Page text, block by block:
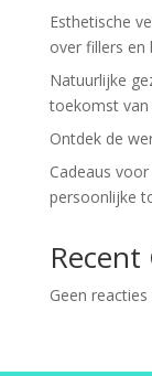
Esthetische
over fillers en
Natuurlijke
toekomst
Ontdek de
Cadeaus
persoonlijke
Geen